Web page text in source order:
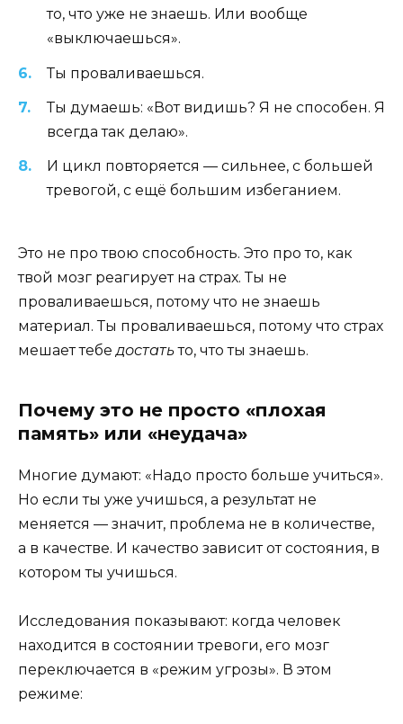
то, что уже не знаешь. Или вообще
«выключаешься».
Ты проваливаешься.
Ты думаешь: «Вот видишь? Я не способен. Я
всегда так делаю».
И цикл повторяется — сильнее, с большей
тревогой, с ещё большим избеганием.
Это не про твою способность. Это про то, как
твой мозг реагирует на страх. Ты не
проваливаешься, потому что не знаешь
материал. Ты проваливаешься, потому что страх
мешает тебедостатьто, что ты знаешь.
Почему это не просто «плохая
память» или «неудача»
Многие думают: «Надо просто больше учиться».
Но если ты уже учишься, а результат не
меняется — значит, проблема не в количестве,
а в качестве. И качество зависит от состояния, в
котором ты учишься.
Исследования показывают: когда человек
находится в состоянии тревоги, его мозг
переключается в «режим угрозы». В этом
режиме: